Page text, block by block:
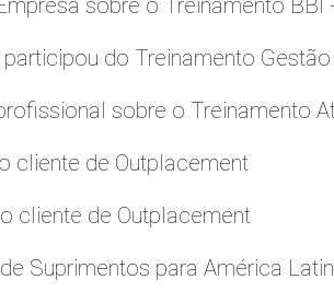
sobre o Treinamento BBI
do Treinamento
sobre o Treinamento
cliente de Outplacement
cliente de Outplacement
Suprimentos para América